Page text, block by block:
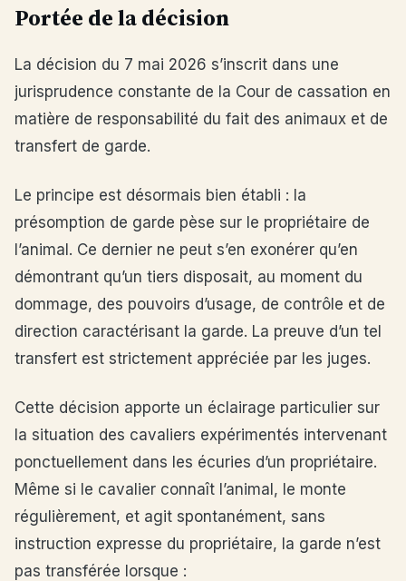
Portée de la décision
La décision du 7 mai 2026 s’inscrit dans une
jurisprudence constante de la Cour de cassation en
matière de responsabilité du fait des animaux et de
transfert de garde.
Le principe est désormais bien établi : la
présomption de garde pèse sur le propriétaire de
l’animal. Ce dernier ne peut s’en exonérer qu’en
démontrant qu’un tiers disposait, au moment du
dommage, des pouvoirs d’usage, de contrôle et de
direction caractérisant la garde. La preuve d’un tel
transfert est strictement appréciée par les juges.
Cette décision apporte un éclairage particulier sur
la situation des cavaliers expérimentés intervenant
ponctuellement dans les écuries d’un propriétaire.
Même si le cavalier connaît l’animal, le monte
régulièrement, et agit spontanément, sans
instruction expresse du propriétaire, la garde n’est
pas transférée lorsque :